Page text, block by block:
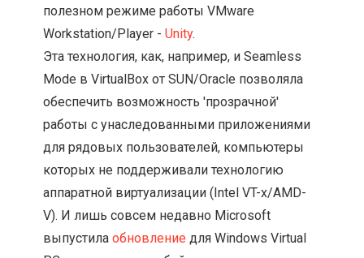
полезном режиме работы VMware
Workstation/Player -Unity.
Эта технология, как, например, и Seamless
Mode в VirtualBox от SUN/Oracle позволяла
обеспечить возможность 'прозрачной'
работы с унаследованными приложениями
для рядовых пользователей, компьютеры
которых не поддерживали технологию
аппаратной виртуализации (Intel VT-x/AMD-
V). И лишь совсем недавно Microsoft
выпустилаобновление для Windows Virtual